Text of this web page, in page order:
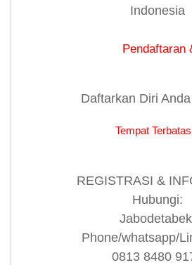
Indonesia
Pendaftaran &
Daftarkan Diri
Tempat
REGISTRASI &
Hubungi:
Phone/whatsapp/
0813 8480